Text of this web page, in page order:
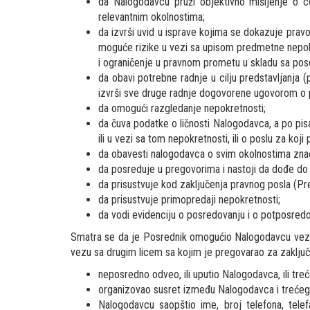
relevantnim okolnostima;
da izvrši uvid u isprave kojima se dokazuje
moguće rizike u vezi sa upisom predmetne
i ograničenje u pravnom prometu u skladu sa
da obavi potrebne radnje u cilju predstavljanja
izvrši sve druge radnje dogovorene ugovorom
da omogući razgledanje nepokretnosti;
da čuva podatke o ličnosti Nalogodavca, a po
ili u vezi sa tom nepokretnosti, ili o poslu za koji
da obavesti nalogodavca o svim okolnostima
da posreduje u pregovorima i nastoji da dođe
da prisustvuje kod zaključenja pravnog posla
da prisustvuje primopredaji nepokretnosti;
da vodi evidenciju o posredovanju i o
Smatra se da je Posrednik omogućio Nalogodavcu
vezu sa drugim licem sa kojim je pregovarao za
neposredno odveo, ili uputio Nalogodavca, ili
organizovao susret između Nalogodavca i
Nalogodavcu saopštio ime, broj telefona,